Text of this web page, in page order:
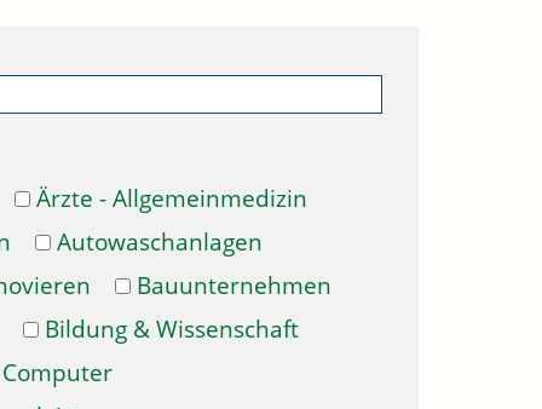
Ärzte - Allgemeinmedizin
Autowaschanlagen
Bauunternehmen
Bildung & Wissenschaft
Computer